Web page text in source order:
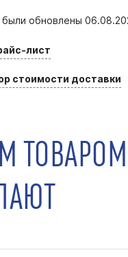
обновлены
лист
стоимости доставки
ТОВАРОМ